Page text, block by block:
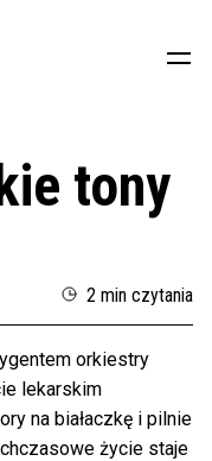
tony
2 min czytania
orkiestry
lekarskim
na białaczkę i pilnie
życie staje